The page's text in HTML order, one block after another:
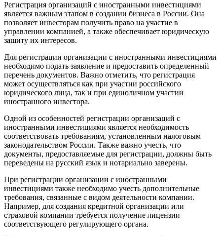
Регистрация организаций с иностранными инвестициями
является важным этапом в создании бизнеса в России. Она
позволяет инвесторам получить право на участие в
управлении компанией, а также обеспечивает юридическую
защиту их интересов.
Для регистрации организации с иностранными инвестициями
необходимо подать заявление и предоставить определенный
перечень документов. Важно отметить, что регистрация
может осуществляться как при участии российского
юридического лица, так и при единоличном участии
иностранного инвестора.
Одной из особенностей регистрации организаций с
иностранными инвестициями является необходимость
соответствовать требованиям, установленным налоговым
законодательством России. Также важно учесть, что
документы, предоставляемые для регистрации, должны быть
переведены на русский язык и нотариально заверены.
При регистрации организации с иностранными
инвестициями также необходимо учесть дополнительные
требования, связанные с видом деятельности компании.
Например, для создания кредитной организации или
страховой компании требуется получение лицензии
соответствующего регулирующего органа.